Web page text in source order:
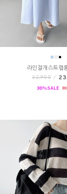
라인절개스트랩
32,900 /